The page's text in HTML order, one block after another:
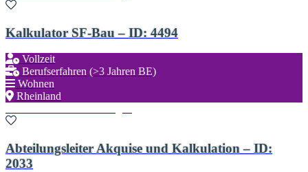
Kalkulator SF-Bau – ID: 4494
Vollzeit
Berufserfahren (>3 Jahren BE)
Wohnen
Rheinland
Abteilungsleiter Akquise und Kalkulation – ID:
2033